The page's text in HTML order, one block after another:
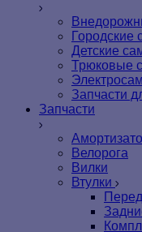
Городские
Детские
Трюковые
Запчасти
Запчасти
Велорога
Вилки
Втулки